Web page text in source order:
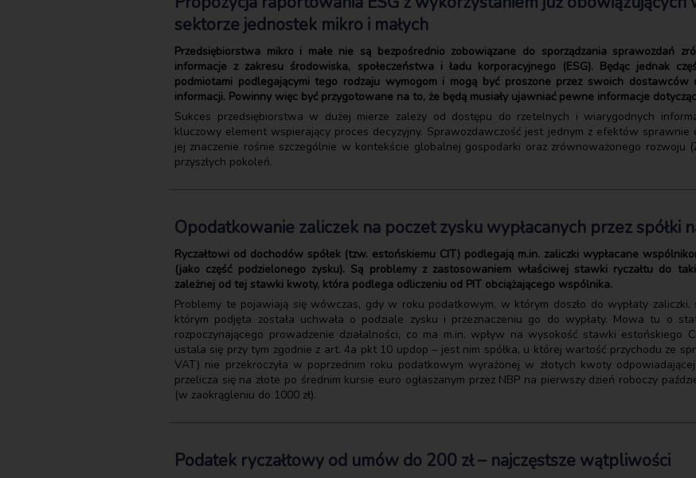
sektorze jednostek mikro i małych
Przedsiębiorstwa mikro i małe nie są bezpośrednio zobowiązane do sporządzania sprawozdań
informacje z zakresu środowiska, społeczeństwa i ładu korporacyjnego (ESG). Będąc jednak
podmiotami podlegającymi tego rodzaju wymogom i mogą być proszone przez swoich
informacji. Powinny więc być przygotowane na to, że będą musiały ujawniać pewne informacje
Sukces przedsiębiorstwa w dużej mierze zależy od dostępu do rzetelnych i wiarygodnych
kluczowy element wspierający proces decyzyjny. Sprawozdawczość jest jednym z efektów sprawnie
jej znaczenie rośnie szczególnie w kontekście globalnej gospodarki oraz zrównoważonego rozwoju
przyszłych pokoleń.
Opodatkowanie zaliczek na poczet zysku wypłacanych przez spółki
Ryczałtowi od dochodów spółek (tzw. estońskiemu CIT) podlegają m.in. zaliczki wypłacane
(jako część podzielonego zysku). Są problemy z zastosowaniem właściwej stawki ryczałtu do
zależnej od tej stawki kwoty, która podlega odliczeniu od PIT obciążającego wspólnika.
Problemy te pojawiają się wówczas, gdy w roku podatkowym, w którym doszło do wypłaty
którym podjęta została uchwała o podziale zysku i przeznaczeniu go do wypłaty. Mowa tu o
rozpoczynającego prowadzenie działalności, co ma m.in. wpływ na wysokość stawki estońskiego
ustala się przy tym zgodnie z art. 4a pkt 10 updop – jest nim spółka, u której wartość przychodu ze
VAT) nie przekroczyła w poprzednim roku podatkowym wyrażonej w złotych kwoty
przelicza się na złote po średnim kursie euro ogłaszanym przez NBP na pierwszy dzień roboczy
(w zaokrągleniu do 1000 zł).
Podatek ryczałtowy od umów do 200 zł – najczęstsze wątpliwości